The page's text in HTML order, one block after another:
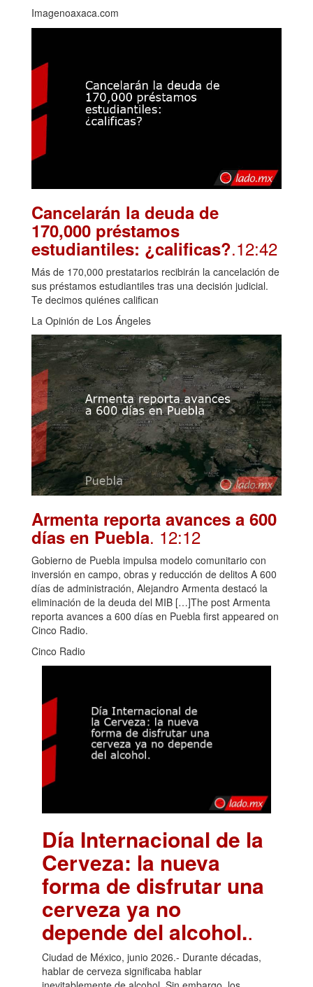
Imagenoaxaca.com
Cancelarán la deuda de
170,000 préstamos
estudiantiles: ¿calificas?.12:42
Más de 170,000 prestatarios recibirán la cancelación de
sus préstamos estudiantiles tras una decisión judicial.
Te decimos quiénes califican
La Opinión de Los Ángeles
Armenta reporta avances a 600
días en Puebla. 12:12
Gobierno de Puebla impulsa modelo comunitario con
inversión en campo, obras y reducción de delitos A 600
días de administración, Alejandro Armenta destacó la
eliminación de la deuda del MIB […]The post Armenta
reporta avances a 600 días en Puebla first appeared on
Cinco Radio.
Cinco Radio
Día Internacional de la
Cerveza: la nueva
forma de disfrutar una
cerveza ya no
depende del alcohol..
Ciudad de México, junio 2026.- Durante décadas,
hablar de cerveza significaba hablar